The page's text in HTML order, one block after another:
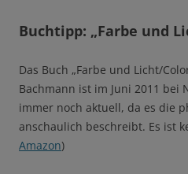
Buchtipp: „Farbe und
Das Buch „Farbe und Licht/
Bachmann ist im Juni 2011 bei
immer noch aktuell, da es die
anschaulich beschreibt. Es ist
Amazon)